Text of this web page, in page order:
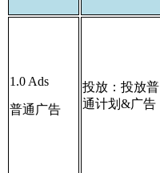
1.0 Ads
普通广告
投放：投放普
通计划&广告